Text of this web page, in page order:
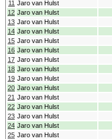
11 Jaro van Hulst
12 Jaro van Hulst
13 Jaro van Hulst
14 Jaro van Hulst
15 Jaro van Hulst
16 Jaro van Hulst
17 Jaro van Hulst
18 Jaro van Hulst
19 Jaro van Hulst
20 Jaro van Hulst
21 Jaro van Hulst
22 Jaro van Hulst
23 Jaro van Hulst
24 Jaro van Hulst
25 Jaro van Hulst